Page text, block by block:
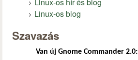
Linux-os blog
Szavazás
Van új Gnome Commander 2.0: